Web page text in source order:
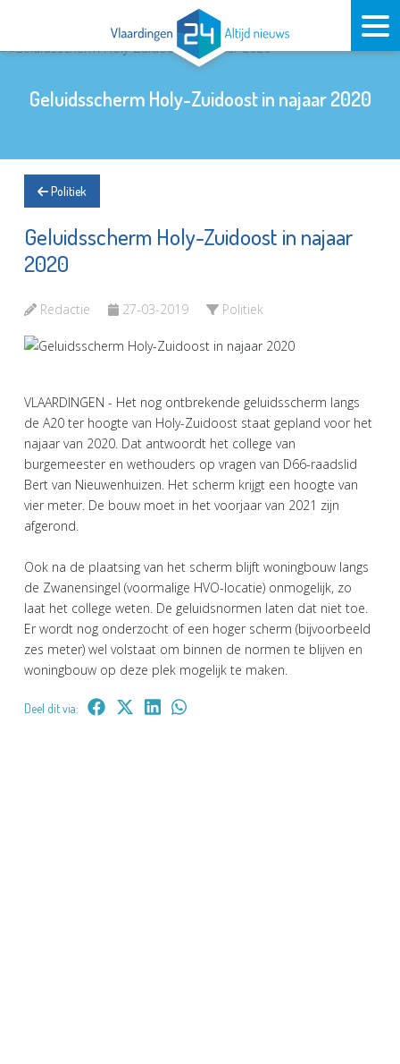
Geluidsscherm Holy-Zuidoost in najaar 2020
Politiek
Geluidsscherm Holy-Zuidoost in najaar
2020
Redactie 27-03-2019 Politiek
VLAARDINGEN - Het nog ontbrekende geluidsscherm langs
de A20 ter hoogte van Holy-Zuidoost staat gepland voor het
najaar van 2020. Dat antwoordt het college van
burgemeester en wethouders op vragen van D66-raadslid
Bert van Nieuwenhuizen. Het scherm krijgt een hoogte van
vier meter. De bouw moet in het voorjaar van 2021 zijn
afgerond.
Ook na de plaatsing van het scherm blijft woningbouw langs
de Zwanensingel (voormalige HVO-locatie) onmogelijk, zo
laat het college weten. De geluidsnormen laten dat niet toe.
Er wordt nog onderzocht of een hoger scherm (bijvoorbeeld
zes meter) wel volstaat om binnen de normen te blijven en
woningbouw op deze plek mogelijk te maken.
Deel dit via: